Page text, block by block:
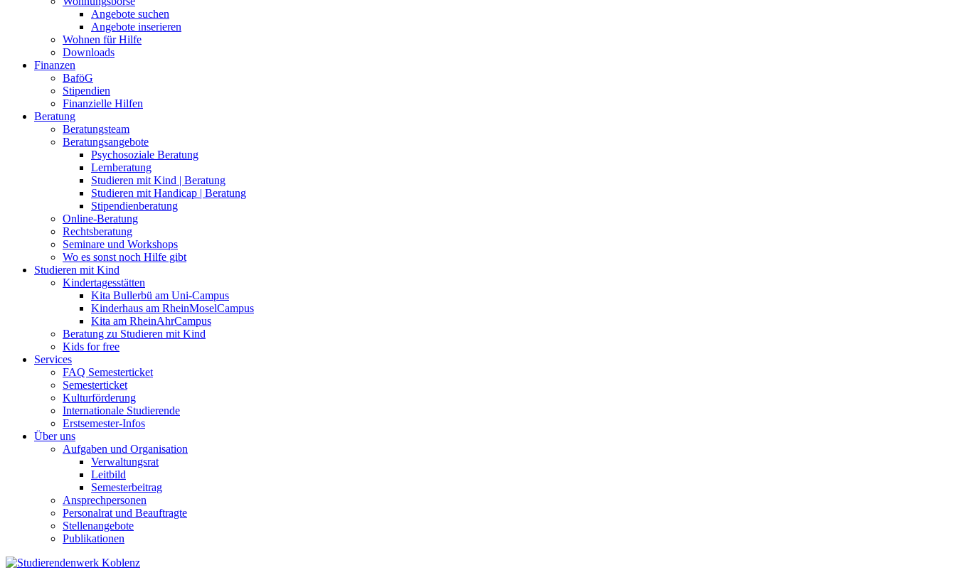
Angebote suchen
Angebote inserieren
Wohnen für Hilfe
Downloads
Finanzen
BaföG
Stipendien
Finanzielle Hilfen
Beratung
Beratungsteam
Beratungsangebote
Psychosoziale Beratung
Lernberatung
Studieren mit Kind | Beratung
Studieren mit Handicap | Beratung
Stipendienberatung
Online-Beratung
Rechtsberatung
Seminare und Workshops
Wo es sonst noch Hilfe gibt
Studieren mit Kind
Kindertagesstätten
Kita Bullerbü am Uni-Campus
Kinderhaus am RheinMoselCampus
Kita am RheinAhrCampus
Beratung zu Studieren mit Kind
Kids for free
Services
FAQ Semesterticket
Semesterticket
Kulturförderung
Internationale Studierende
Erstsemester-Infos
Über uns
Aufgaben und Organisation
Verwaltungsrat
Leitbild
Semesterbeitrag
Ansprechpersonen
Personalrat und Beauftragte
Stellenangebote
Publikationen